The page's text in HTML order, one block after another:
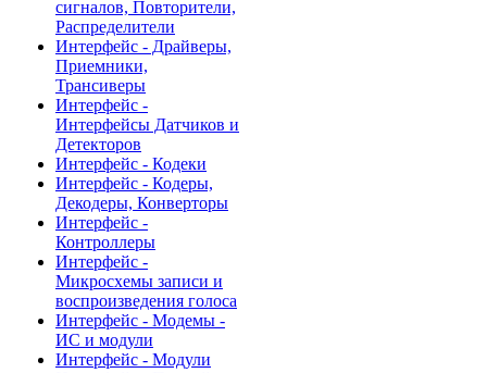
сигналов, Повторители,
Распределители
Интерфейс - Драйверы,
Приемники,
Трансиверы
Интерфейс -
Интерфейсы Датчиков и
Детекторов
Интерфейс - Кодеки
Интерфейс - Кодеры,
Декодеры, Конверторы
Интерфейс -
Контроллеры
Интерфейс -
Микросхемы записи и
воспроизведения голоса
Интерфейс - Модемы -
ИС и модули
Интерфейс - Модули